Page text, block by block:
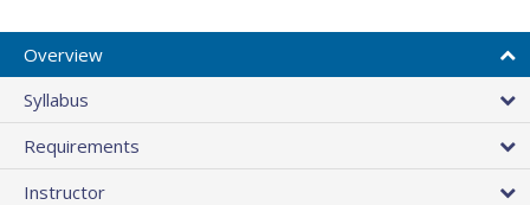
Overview
Syllabus
Requirements
Instructor